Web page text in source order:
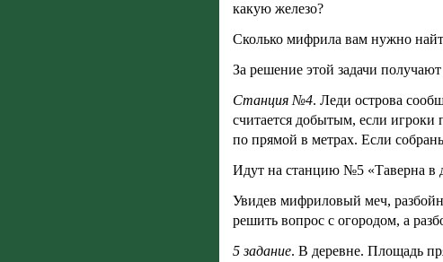
какую железо?
Сколько мифрила вам нужно
За решение этой задачи
Станция №4. Леди острова
считается добытым, если
по прямой в метрах. Если
Идут на станцию №5 «Таверна в
Увидев мифриловый меч,
решить вопрос с огородом, а
5 задание. В деревне. Площадь